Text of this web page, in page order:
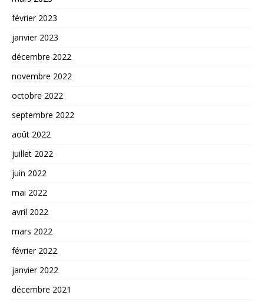
février 2023
janvier 2023
décembre 2022
novembre 2022
octobre 2022
septembre 2022
août 2022
juillet 2022
juin 2022
mai 2022
avril 2022
mars 2022
février 2022
janvier 2022
décembre 2021